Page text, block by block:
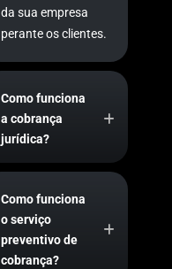
da sua empresa
perante os clientes.
Como funciona
a cobrança
jurídica?
Como funciona
o serviço
preventivo de
cobrança?